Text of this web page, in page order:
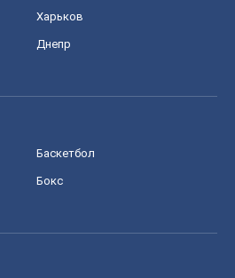
Харьков
Днепр
Баскетбол
Бокс